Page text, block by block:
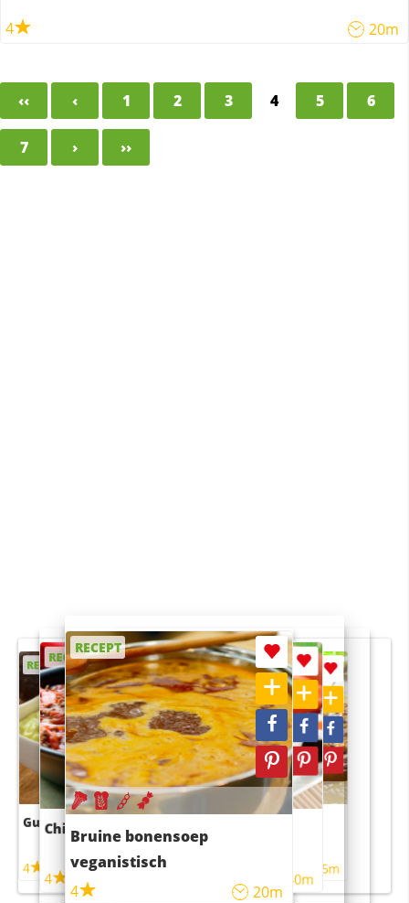
4 20m
‹‹ ‹ 1 2 3 4 5 6
7 › ››
RECEPT
Guacamole
4
RECEPT
Chili con carne
4 45m
RECEPT
Bruine bonensoep
veganistisch
4
20m
RECEPT
Sushi rijstsalade
maaltijdsalade
40m
RECEPT
4 55m